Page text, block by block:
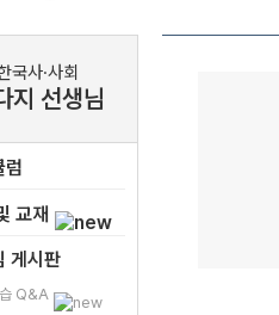
국사·사회
지 선생님
럼
교재
게시판
Q&A